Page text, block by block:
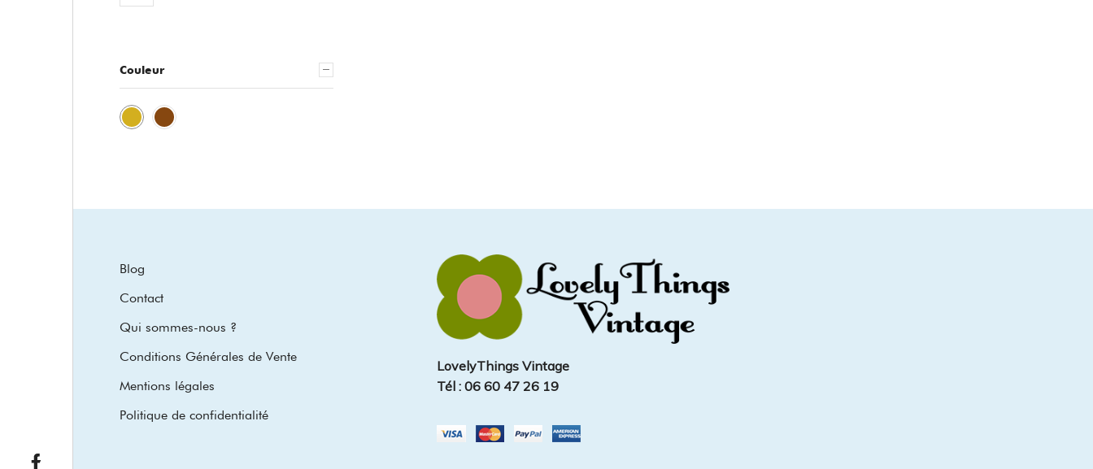
Couleur
Blog
Contact
Qui sommes-nous ?
Conditions Générales de Vente
Mentions légales
Politique de confidentialité
LovelyThings Vintage
Tél : 06 60 47 26 19